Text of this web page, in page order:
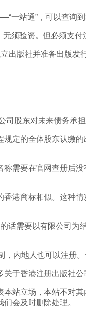
站通”，可以查询
须验资。但必须支付
出版社并准备出版
股东对未来债务承担
定的全体股东认缴
需要在官网查册后
港商标相似。这种
话需要以有限公司
内地人也可以注册
于香港注册出版社
站立场，本站不对
会及时删除处理。